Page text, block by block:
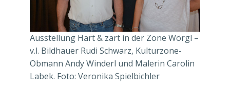
Ausstellung Hart & zart in der Zone Wörgl –
v.l. Bildhauer Rudi Schwarz, Kulturzone-
Obmann Andy Winderl und Malerin Carolin
Labek. Foto: Veronika Spielbichler